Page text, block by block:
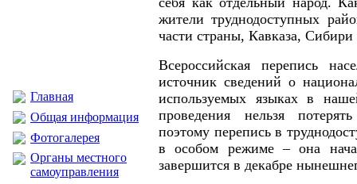
Главная
Общая информация
Фотогалерея
Органы местного
самоуправления
жители труднодоступных
части страны, Кавказа,
Всероссийская перепись
источник сведений о
используемых языках в
проведения нельзя
поэтому перепись в
в особом режиме – она
завершится в декабре